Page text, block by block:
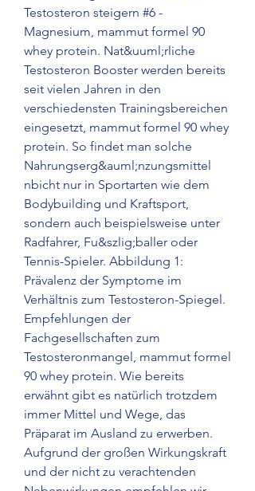
Testosteron steigern #6 -
Magnesium, mammut formel 90
whey protein. Nat&uuml;rliche
Testosteron Booster werden bereits
seit vielen Jahren in den
verschiedensten Trainingsbereichen
eingesetzt, mammut formel 90 whey
protein. So findet man solche
Nahrungserg&auml;nzungsmittel
nbicht nur in Sportarten wie dem
Bodybuilding und Kraftsport,
sondern auch beispielsweise unter
Radfahrer, Fu&szlig;baller oder
Tennis-Spieler. Abbildung 1:
Prävalenz der Symptome im
Verhältnis zum Testosteron-Spiegel.
Empfehlungen der
Fachgesellschaften zum
Testosteronmangel, mammut formel
90 whey protein. Wie bereits
erwähnt gibt es natürlich trotzdem
immer Mittel und Wege, das
Präparat im Ausland zu erwerben.
Aufgrund der großen Wirkungskraft
und der nicht zu verachtenden